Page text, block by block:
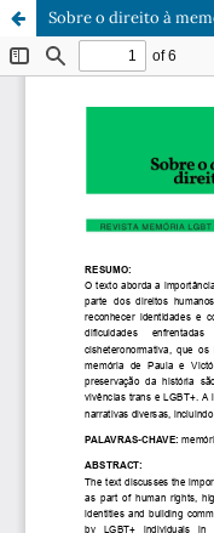
Sobre o direito à